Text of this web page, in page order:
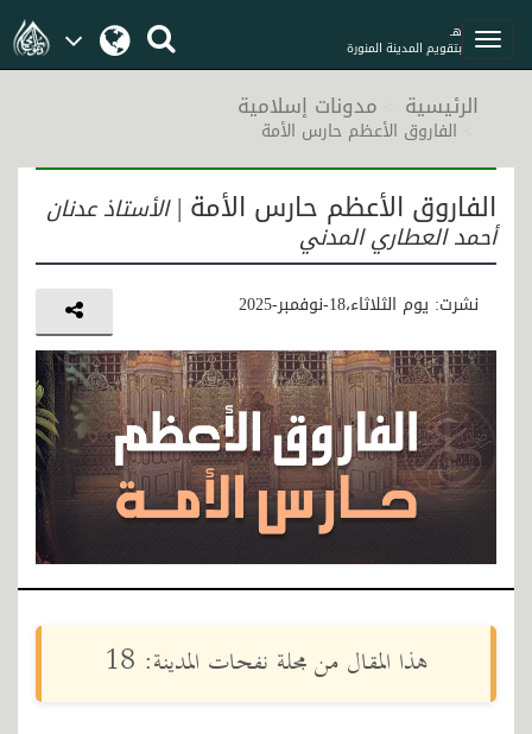
هـ
بتقويم المدينة المنورة
الرئيسية مدونات إسلامية
الفاروق الأعظم حارس الأمة
الفاروق الأعظم حارس الأمة |الأستاذ عدنان
أحمد العطاري المدني
نشرت: يوم الثلاثاء،18-نوفمبر-2025
هذا المقال من مجلة نفحات المدينة: 18